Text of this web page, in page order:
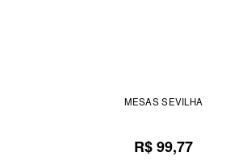
MESAS SEVILHA
R$ 99,77